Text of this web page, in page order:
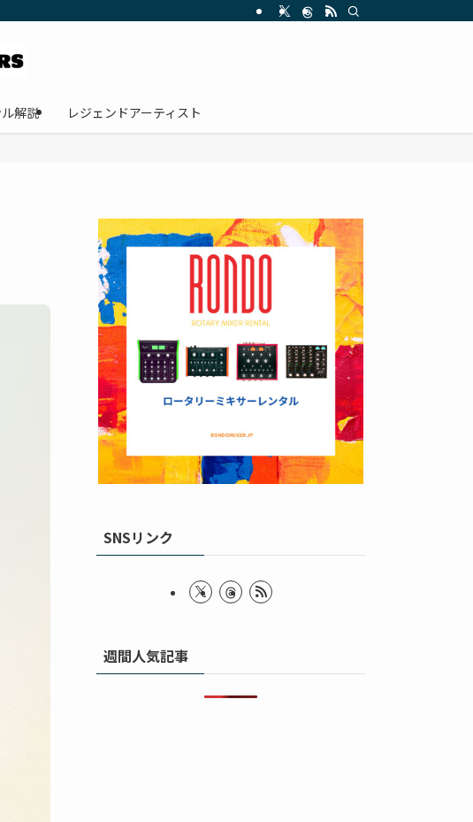
解説 レジェンドアーティスト
SNSリンク
週間人気記事